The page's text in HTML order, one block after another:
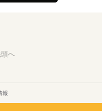
へ
報